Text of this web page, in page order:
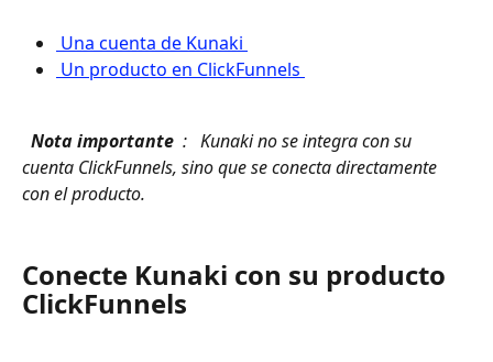
Una cuenta de Kunaki
Un producto en ClickFunnels
Nota importante : Kunaki no se integra con su
cuenta ClickFunnels, sino que se conecta directamente
con el producto.
Conecte Kunaki con su producto
ClickFunnels